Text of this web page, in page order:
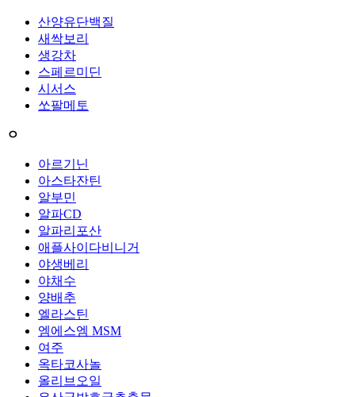
산양유단백질
새싹보리
생강차
스페르미딘
시서스
쏘팔메토
ㅇ
아르기닌
아스타잔틴
알부민
알파CD
알파리포산
애플사이다비니거
야생베리
야채수
양배추
엘라스틴
엠에스엠 MSM
여주
옥타코사놀
올리브오일